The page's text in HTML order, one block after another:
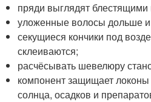
пряди выглядят блестящими
уложенные волосы дольше
секущиеся кончики под
склеиваются;
расчёсывать шевелюру
компонент защищает локоны
солнца, осадков и